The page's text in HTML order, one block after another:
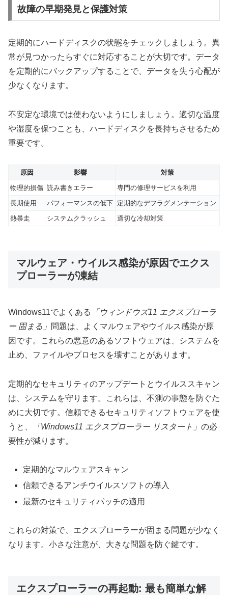
故障の早期発見と保護対策
定期的にハードディスクの状態をチェックしましょう。異
常が見つかったらすぐに対応することが大切です。データ
を定期的にバックアップすることで、データを失う心配が
少なくなります。
不安定な環境では使わないようにしましょう。適切な温度
や湿度を保つことも、ハードディスクを長持ちさせるため
重要です。
原因 影響
対策
物理的損傷 読み書きエラー
専門の修理サービスを利用
長期使用
パフォーマンスの低下 定期的なデフラグメンテーション
熱暴走
システムクラッシュ 適切な冷却対策
マルウェア・ウイルス感染が原因でエクス
プローラーが凍結
Windows11でよくある
「ウィンドウズ11 エクスプローラ
ー 固まる」 問題は、よくマルウェアやウイルス感染が原
因です。これらの悪意のあるソフトウェアは、システムを
止め、ファイルやプロセスを壊すことがあります。
定期的なセキュリティのアップデートとウイルススキャン
は、システムを守ります。これらは、不測の事態を防ぐた
めに大切です。信頼できるセキュリティソフトウェアを使
うと、
「Windows11 エクスプローラー リスタート」 の必
要性が減ります。
定期的なマルウェアスキャン
信頼できるアンチウイルスソフトの導入
最新のセキュリティパッチの適用
これらの対策で、エクスプローラーが固まる問題が少なく
なります。小さな注意が、大きな問題を防ぐ鍵です。
エクスプローラーの再起動: 最も簡単な解